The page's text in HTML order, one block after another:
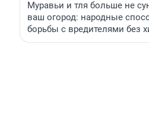
Муравьи и тля больше не
ваш огород: народные
борьбы с вредителями без